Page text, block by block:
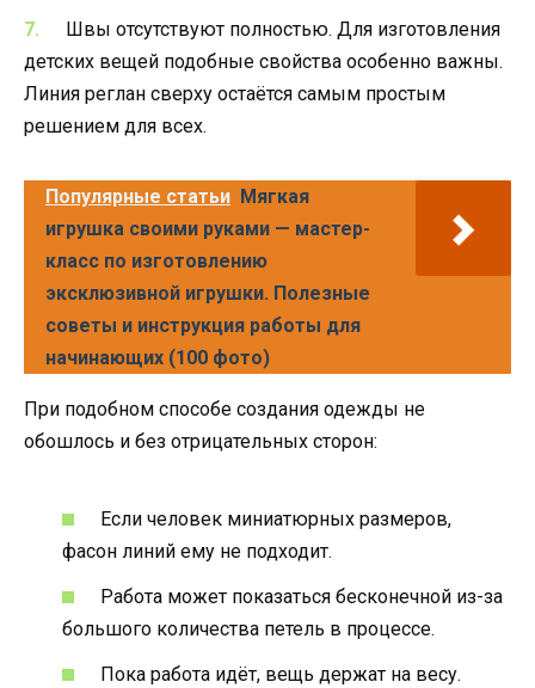
Швы отсутствуют полностью. Для изготовления
детских вещей подобные свойства особенно важны.
Линия реглан сверху остаётся самым простым
решением для всех.
Популярные статьи Мягкая
игрушка своими руками — мастер-
класс по изготовлению
эксклюзивной игрушки. Полезные
советы и инструкция работы для
начинающих (100 фото)
При подобном способе создания одежды не
обошлось и без отрицательных сторон:
Если человек миниатюрных размеров,
фасон линий ему не подходит.
Работа может показаться бесконечной из-за
большого количества петель в процессе.
Пока работа идёт, вещь держат на весу.